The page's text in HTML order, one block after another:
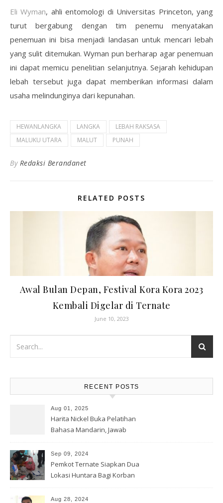
Eli Wyman, ahli entomologi di Universitas Princeton, yang
turut bergabung dengan tim penemu menyatakan
penemuan ini bisa menjadi landasan untuk mencari lebah
yang sulit ditemukan. Wyman pun berharap agar penemuan
ini dapat memicu penelitian selanjutnya. Sejarah kehidupan
lebah tersebut juga dapat memberikan informasi dalam
usaha melindunginya dari kepunahan.
HEWANLANGKA LANGKA
LEBAH RAKSASA
MALUKU UTARA
MALUT PUNAH
By Redaksi Berandanet
RELATED POSTS
Awal Bulan Depan, Festival Kora Kora 2023
Kembali Digelar di Ternate
June 10, 2023
RECENT POSTS
Aug 01, 2025
Harita Nickel Buka Pelatihan
Bahasa Mandarin, Jawab
Sep 09, 2024
Pemkot Ternate Siapkan Dua
Lokasi Huntara Bagi Korban
Aug 28, 2024